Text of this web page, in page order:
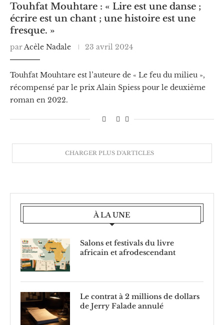
Touhfat Mouhtare : « Lire est une danse ;
écrire est un chant ; une histoire est une
fresque. »
parAcèle Nadale 23 avril 2024
Touhfat Mouhtare est l’auteure de « Le feu du milieu »,
récompensé par le prix Alain Spiess pour le deuxième
roman en 2022.
CHARGER PLUS D'ARTICLES
À LA UNE
Salons et festivals du livre
africain et afrodescendant
Le contrat à 2 millions de dollars
de Jerry Falade annulé